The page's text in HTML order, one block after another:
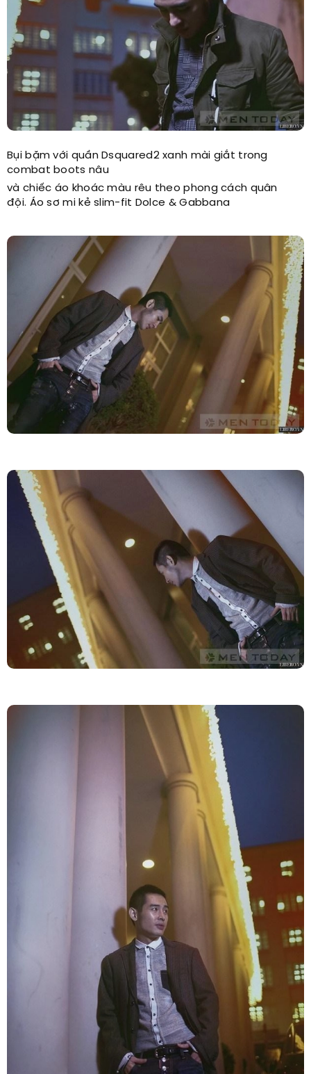
Bụi bặm với quần Dsquared2 xanh mài giắt trong
combat boots nâu
và chiếc áo khoác màu rêu theo phong cách quân
đội. Áo sơ mi kẻ slim-fit Dolce & Gabbana